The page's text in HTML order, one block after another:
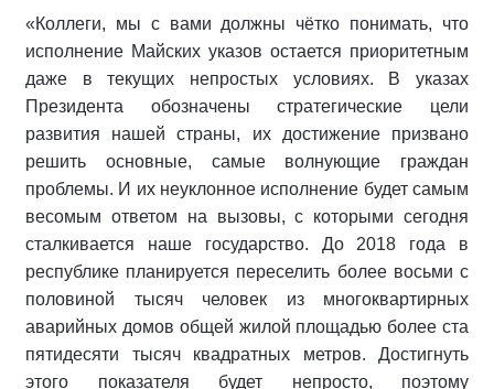
«Коллеги, мы с вами должны чётко понимать, что
исполнение Майских указов остается приоритетным
даже в текущих непростых условиях. В указах
Президента обозначены стратегические цели
развития нашей страны, их достижение призвано
решить основные, самые волнующие граждан
проблемы. И их неуклонное исполнение будет самым
весомым ответом на вызовы, с которыми сегодня
сталкивается наше государство. До 2018 года в
республике планируется переселить более восьми с
половиной тысяч человек из многоквартирных
аварийных домов общей жилой площадью более ста
пятидесяти тысяч квадратных метров. Достигнуть
этого показателя будет непросто, поэтому